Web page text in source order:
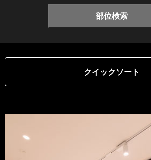
部位検索
クイックソート